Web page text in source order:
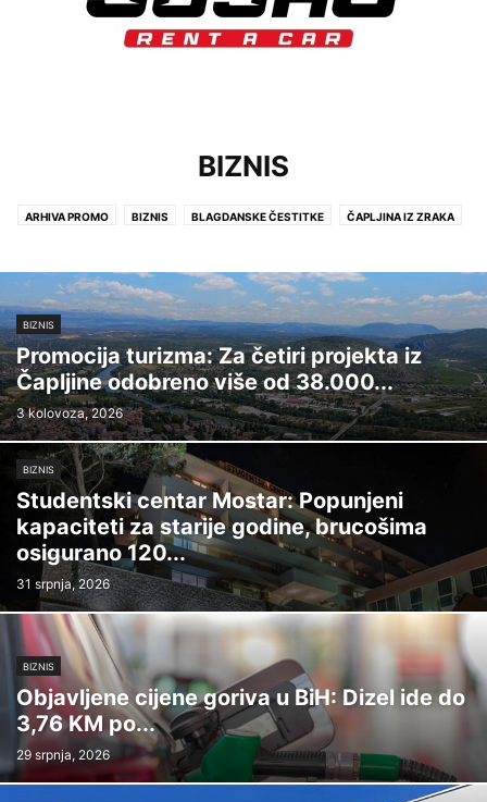
BIZNIS
ARHIVA PROMO BIZNIS BLAGDANSKE ČESTITKE ČAPLJINA IZ ZRAKA
NA KAVI S... POLITIKA POLJOPRIVREDA PROMO PROMO +
VIJESTI
BIZNIS
Promocija turizma: Za četiri projekta iz
Čapljine odobreno više od 38.000...
3 kolovoza, 2026
BIZNIS
Studentski centar Mostar: Popunjeni
kapaciteti za starije godine, brucošima
osigurano 120...
31 srpnja, 2026
BIZNIS
Objavljene cijene goriva u BiH: Dizel ide do
3,76 KM po...
29 srpnja, 2026